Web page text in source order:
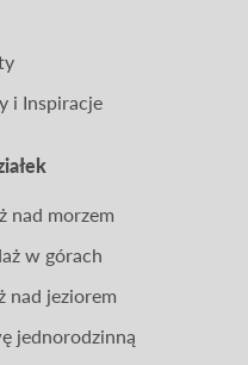
i Inspiracje
nad morzem
w górach
nad jeziorem
jednorodzinną